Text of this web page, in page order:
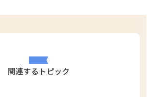
関連するトピック